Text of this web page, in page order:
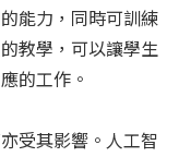
能力，同時可訓練
教學，可以讓學生
的工作。
受其影響。人工智